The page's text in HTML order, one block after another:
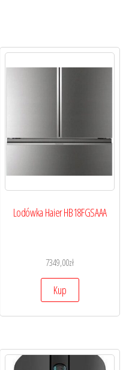
Lodówka Haier HB18FGSAAA
7349,00zł
Kup